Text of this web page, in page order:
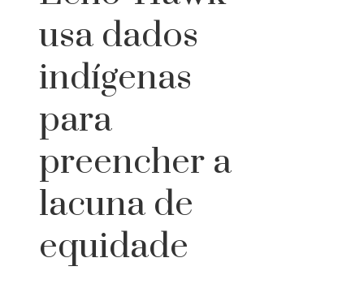
usa dados
indígenas
para
preencher a
lacuna de
equidade